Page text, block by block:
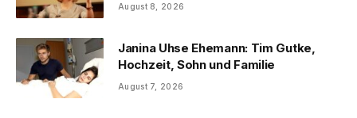
August 8, 2026
Janina Uhse Ehemann: Tim Gutke,
Hochzeit, Sohn und Familie
August 7, 2026